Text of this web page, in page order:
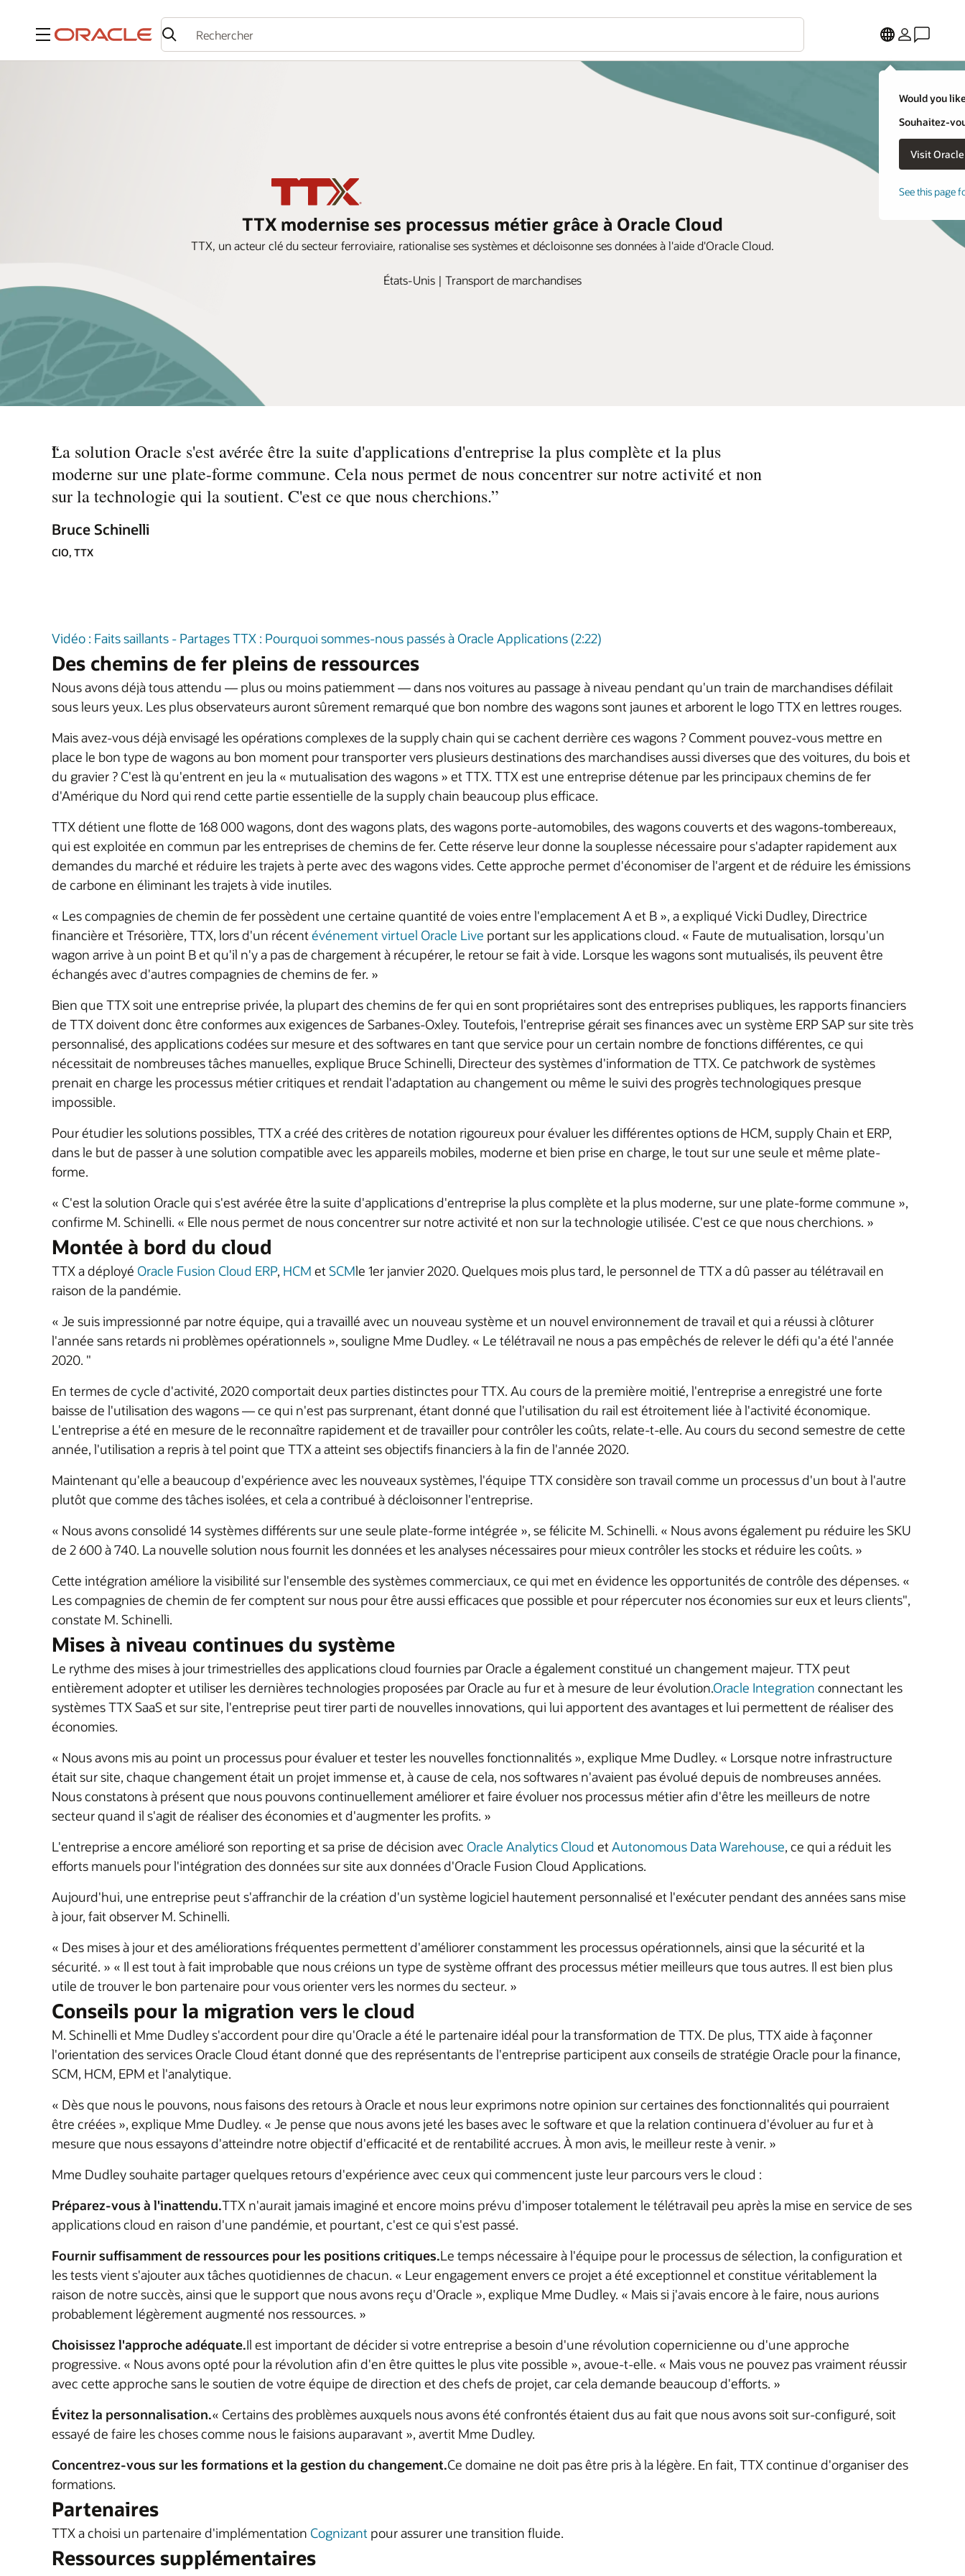
Menu
Would you
Souhaitez-
See this page
TTX modernise ses processus métier grâce à Oracle Cloud
TTX, un acteur clé du secteur ferroviaire, rationalise ses systèmes et décloisonne ses données à l'aide d'Oracle Cloud.
États-Unis | Transport de marchandises
“
La solution Oracle s'est avérée être la suite d'applications d'entreprise la plus complète et la plus
moderne sur une plate-forme commune. Cela nous permet de nous concentrer sur notre activité et non
sur la technologie qui la soutient. C'est ce que nous cherchions.”
Bruce Schinelli
CIO, TTX
Vidéo : Faits saillants - Partages TTX : Pourquoi sommes-nous passés à Oracle Applications (2:22)
Des chemins de fer pleins de ressources
Nous avons déjà tous attendu — plus ou moins patiemment — dans nos voitures au passage à niveau pendant qu'un train de marchandises défilait
sous leurs yeux. Les plus observateurs auront sûrement remarqué que bon nombre des wagons sont jaunes et arborent le logo TTX en lettres rouges.
Mais avez-vous déjà envisagé les opérations complexes de la supply chain qui se cachent derrière ces wagons ? Comment pouvez-vous mettre en
place le bon type de wagons au bon moment pour transporter vers plusieurs destinations des marchandises aussi diverses que des voitures, du bois et
du gravier ? C'est là qu'entrent en jeu la « mutualisation des wagons » et TTX. TTX est une entreprise détenue par les principaux chemins de fer
d'Amérique du Nord qui rend cette partie essentielle de la supply chain beaucoup plus efficace.
TTX détient une flotte de 168 000 wagons, dont des wagons plats, des wagons porte-automobiles, des wagons couverts et des wagons-tombereaux,
qui est exploitée en commun par les entreprises de chemins de fer. Cette réserve leur donne la souplesse nécessaire pour s'adapter rapidement aux
demandes du marché et réduire les trajets à perte avec des wagons vides. Cette approche permet d'économiser de l'argent et de réduire les émissions
de carbone en éliminant les trajets à vide inutiles.
« Les compagnies de chemin de fer possèdent une certaine quantité de voies entre l'emplacement A et B », a expliqué Vicki Dudley, Directrice
financière et Trésorière, TTX, lors d'un récentévénement virtuel Oracle Live portant sur les applications cloud. « Faute de mutualisation, lorsqu'un
wagon arrive à un point B et qu'il n'y a pas de chargement à récupérer, le retour se fait à vide. Lorsque les wagons sont mutualisés, ils peuvent être
échangés avec d'autres compagnies de chemins de fer. »
Bien que TTX soit une entreprise privée, la plupart des chemins de fer qui en sont propriétaires sont des entreprises publiques, les rapports financiers
de TTX doivent donc être conformes aux exigences de Sarbanes-Oxley. Toutefois, l'entreprise gérait ses finances avec un système ERP SAP sur site très
personnalisé, des applications codées sur mesure et des softwares en tant que service pour un certain nombre de fonctions différentes, ce qui
nécessitait de nombreuses tâches manuelles, explique Bruce Schinelli, Directeur des systèmes d'information de TTX. Ce patchwork de systèmes
prenait en charge les processus métier critiques et rendait l'adaptation au changement ou même le suivi des progrès technologiques presque
impossible.
Pour étudier les solutions possibles, TTX a créé des critères de notation rigoureux pour évaluer les différentes options de HCM, supply Chain et ERP,
dans le but de passer à une solution compatible avec les appareils mobiles, moderne et bien prise en charge, le tout sur une seule et même plate-
forme.
« C'est la solution Oracle qui s'est avérée être la suite d'applications d'entreprise la plus complète et la plus moderne, sur une plate-forme commune »,
confirme M. Schinelli. « Elle nous permet de nous concentrer sur notre activité et non sur la technologie utilisée. C'est ce que nous cherchions. »
Montée à bord du cloud
TTX a déployé Oracle Fusion Cloud ERP, HCM et SCMle 1er janvier 2020. Quelques mois plus tard, le personnel de TTX a dû passer au télétravail en
raison de la pandémie.
« Je suis impressionné par notre équipe, qui a travaillé avec un nouveau système et un nouvel environnement de travail et qui a réussi à clôturer
l'année sans retards ni problèmes opérationnels », souligne Mme Dudley. « Le télétravail ne nous a pas empêchés de relever le défi qu'a été l'année
2020. "
En termes de cycle d'activité, 2020 comportait deux parties distinctes pour TTX. Au cours de la première moitié, l'entreprise a enregistré une forte
baisse de l'utilisation des wagons — ce qui n'est pas surprenant, étant donné que l'utilisation du rail est étroitement liée à l'activité économique.
L'entreprise a été en mesure de le reconnaître rapidement et de travailler pour contrôler les coûts, relate-t-elle. Au cours du second semestre de cette
année, l'utilisation a repris à tel point que TTX a atteint ses objectifs financiers à la fin de l'année 2020.
Maintenant qu'elle a beaucoup d'expérience avec les nouveaux systèmes, l'équipe TTX considère son travail comme un processus d'un bout à l'autre
plutôt que comme des tâches isolées, et cela a contribué à décloisonner l'entreprise.
« Nous avons consolidé 14 systèmes différents sur une seule plate-forme intégrée », se félicite M. Schinelli. « Nous avons également pu réduire les SKU
de 2 600 à 740. La nouvelle solution nous fournit les données et les analyses nécessaires pour mieux contrôler les stocks et réduire les coûts. »
Cette intégration améliore la visibilité sur l'ensemble des systèmes commerciaux, ce qui met en évidence les opportunités de contrôle des dépenses. «
Les compagnies de chemin de fer comptent sur nous pour être aussi efficaces que possible et pour répercuter nos économies sur eux et leurs clients",
constate M. Schinelli.
Mises à niveau continues du système
Le rythme des mises à jour trimestrielles des applications cloud fournies par Oracle a également constitué un changement majeur. TTX peut
entièrement adopter et utiliser les dernières technologies proposées par Oracle au fur et à mesure de leur évolution.Oracle Integration connectant les
systèmes TTX SaaS et sur site, l'entreprise peut tirer parti de nouvelles innovations, qui lui apportent des avantages et lui permettent de réaliser des
économies.
« Nous avons mis au point un processus pour évaluer et tester les nouvelles fonctionnalités », explique Mme Dudley. « Lorsque notre infrastructure
était sur site, chaque changement était un projet immense et, à cause de cela, nos softwares n'avaient pas évolué depuis de nombreuses années.
Nous constatons à présent que nous pouvons continuellement améliorer et faire évoluer nos processus métier afin d'être les meilleurs de notre
secteur quand il s'agit de réaliser des économies et d'augmenter les profits. »
L'entreprise a encore amélioré son reporting et sa prise de décision avec Oracle Analytics Cloud etAutonomous Data Warehouse, ce qui a réduit les
efforts manuels pour l'intégration des données sur site aux données d'Oracle Fusion Cloud Applications.
Aujourd'hui, une entreprise peut s'affranchir de la création d'un système logiciel hautement personnalisé et l'exécuter pendant des années sans mise
à jour, fait observer M. Schinelli.
« Des mises à jour et des améliorations fréquentes permettent d'améliorer constamment les processus opérationnels, ainsi que la sécurité et la
sécurité. » « Il est tout à fait improbable que nous créions un type de système offrant des processus métier meilleurs que tous autres. Il est bien plus
utile de trouver le bon partenaire pour vous orienter vers les normes du secteur. »
Conseils pour la migration vers le cloud
M. Schinelli et Mme Dudley s'accordent pour dire qu'Oracle a été le partenaire idéal pour la transformation de TTX. De plus, TTX aide à façonner
l'orientation des services Oracle Cloud étant donné que des représentants de l'entreprise participent aux conseils de stratégie Oracle pour la finance,
SCM, HCM, EPM et l'analytique.
« Dès que nous le pouvons, nous faisons des retours à Oracle et nous leur exprimons notre opinion sur certaines des fonctionnalités qui pourraient
être créées », explique Mme Dudley. « Je pense que nous avons jeté les bases avec le software et que la relation continuera d'évoluer au fur et à
mesure que nous essayons d'atteindre notre objectif d'efficacité et de rentabilité accrues. À mon avis, le meilleur reste à venir. »
Mme Dudley souhaite partager quelques retours d'expérience avec ceux qui commencent juste leur parcours vers le cloud :
Préparez-vous à l'inattendu.TTX n'aurait jamais imaginé et encore moins prévu d'imposer totalement le télétravail peu après la mise en service de ses
applications cloud en raison d'une pandémie, et pourtant, c'est ce qui s'est passé.
Fournir suffisamment de ressources pour les positions critiques.Le temps nécessaire à l'équipe pour le processus de sélection, la configuration et
les tests vient s'ajouter aux tâches quotidiennes de chacun. « Leur engagement envers ce projet a été exceptionnel et constitue véritablement la
raison de notre succès, ainsi que le support que nous avons reçu d'Oracle », explique Mme Dudley. « Mais si j'avais encore à le faire, nous aurions
probablement légèrement augmenté nos ressources. »
Choisissez l'approche adéquate.Il est important de décider si votre entreprise a besoin d'une révolution copernicienne ou d'une approche
progressive. « Nous avons opté pour la révolution afin d'en être quittes le plus vite possible », avoue-t-elle. « Mais vous ne pouvez pas vraiment réussir
avec cette approche sans le soutien de votre équipe de direction et des chefs de projet, car cela demande beaucoup d'efforts. »
Évitez la personnalisation.« Certains des problèmes auxquels nous avons été confrontés étaient dus au fait que nous avons soit sur-configuré, soit
essayé de faire les choses comme nous le faisions auparavant », avertit Mme Dudley.
Concentrez-vous sur les formations et la gestion du changement.Ce domaine ne doit pas être pris à la légère. En fait, TTX continue d'organiser des
formations.
Partenaires
TTX a choisi un partenaire d'implémentation Cognizant pour assurer une transition fluide.
Ressources supplémentaires